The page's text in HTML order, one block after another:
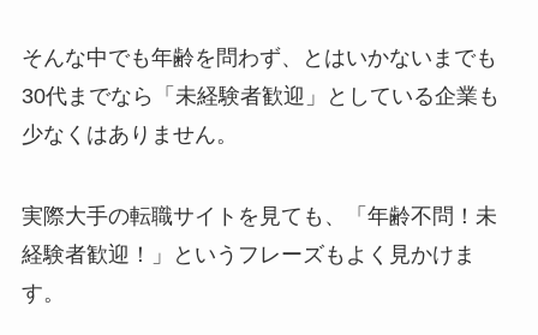
そんな中でも年齢を問わず、とはいかないまでも
30代までなら「未経験者歓迎」としている企業も
少なくはありません。
実際大手の転職サイトを見ても、「年齢不問！未
経験者歓迎！」というフレーズもよく見かけま
す。